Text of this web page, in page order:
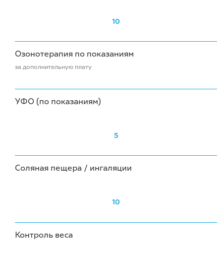
10
Озонотерапия по показаниям
за дополнительную плату
УФО (по показаниям)
5
Соляная пещера / ингаляции
10
Контроль веса